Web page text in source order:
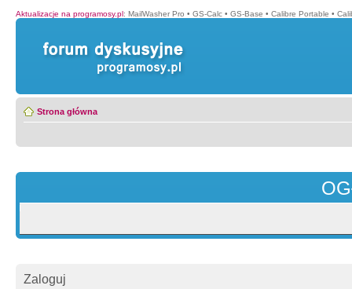
Aktualizacje na programosy.pl: MailWasher Pro • GS-Calc • GS-Base • Calibre Portable •
Strona główna
Zaloguj